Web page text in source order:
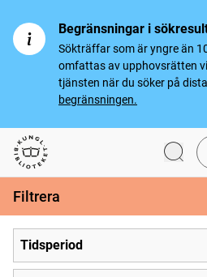
Begränsningar i
Sökträffar som är yngre än
omfattas av upphovsrätten
tjänsten när du söker på
begränsningen.
Svenska tidningar
Filtrera
Tidsperiod